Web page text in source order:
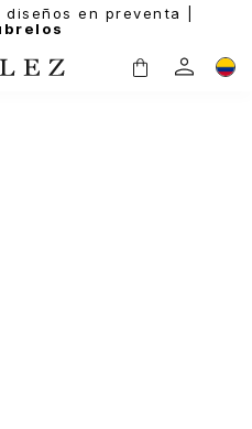
en preventa |